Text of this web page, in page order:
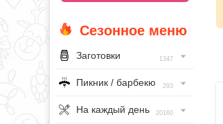
Сезонное меню
Заготовки 1347
Пикник / барбекю 293
На каждый день 20160